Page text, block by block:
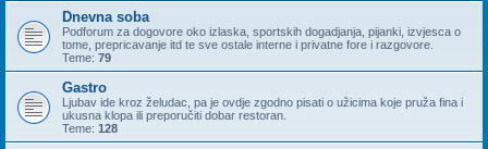
Dnevna soba
Podforum za dogovore oko izlaska, sportskih dogadjanja, pijanki, izvjesca o
tome, prepricavanje itd te sve ostale interne i privatne fore i razgovore.
Teme: 79
Gastro
Ljubav ide kroz želudac, pa je ovdje zgodno pisati o užicima koje pruža fina i
ukusna klopa ili preporučiti dobar restoran.
Teme: 128